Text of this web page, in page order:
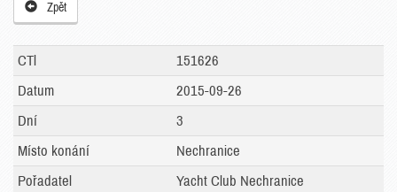
Zpět
CTl
151626
Datum
2015-09-26
Dní
3
Místo konání
Nechranice
Pořadatel
Yacht Club Nechranice